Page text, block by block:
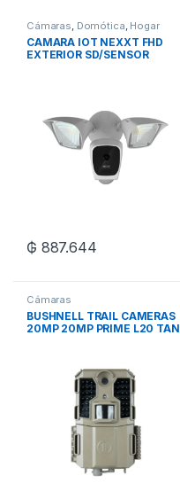
Cámaras, Domótica, Hogar
CAMARA IOT NEXXT FHD
EXTERIOR SD/SENSOR
₲ 887.644
Cámaras
BUSHNELL TRAIL CAMERAS
20MP 20MP PRIME L20 TAN